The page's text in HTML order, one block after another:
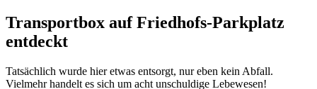
Transportbox auf Friedhofs-Parkplatz
entdeckt
Tatsächlich wurde hier etwas entsorgt, nur eben kein Abfall.
Vielmehr handelt es sich um acht unschuldige Lebewesen!